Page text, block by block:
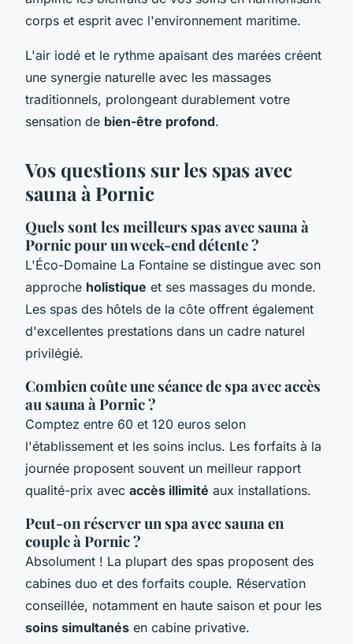
corps et esprit avec l'environnement maritime.
L'air iodé et le rythme apaisant des marées créent
une synergie naturelle avec les massages
traditionnels, prolongeant durablement votre
sensation de bien-être profond.
Vos questions sur les spas avec
sauna à Pornic
Quels sont les meilleurs spas avec sauna à
Pornic pour un week-end détente ?
L'Éco-Domaine La Fontaine se distingue avec son
approche holistique et ses massages du monde.
Les spas des hôtels de la côte offrent également
d'excellentes prestations dans un cadre naturel
privilégié.
Combien coûte une séance de spa avec accès
au sauna à Pornic ?
Comptez entre 60 et 120 euros selon
l'établissement et les soins inclus. Les forfaits à la
journée proposent souvent un meilleur rapport
qualité-prix avec accès illimité aux installations.
Peut-on réserver un spa avec sauna en
couple à Pornic ?
Absolument ! La plupart des spas proposent des
cabines duo et des forfaits couple. Réservation
conseillée, notamment en haute saison et pour les
soins simultanés en cabine privative.